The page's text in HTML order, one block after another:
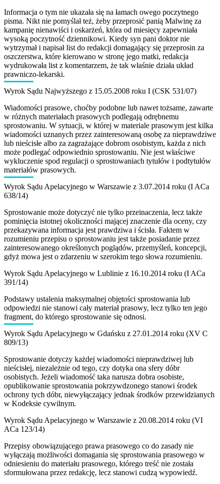
Informacja o tym nie ukazała się na łamach owego poczytnego
pisma. Nikt nie pomyślał też, żeby przeprosić panią Malwinę za
kampanię nienawiści i oskarżeń, która od miesięcy zapewniała
wysoką poczytność dziennikowi. Kiedy syn pani doktor nie
wytrzymał i napisał list do redakcji domagający się przeprosin za
oszczerstwa, które kierowano w stronę jego matki, redakcja
wydrukowała list z komentarzem, że tak właśnie działa układ
prawniczo-lekarski.
Wyrok Sądu Najwyższego z 15.05.2008 roku I (CSK 531/07)
Wiadomości prasowe, choćby podobne lub nawet tożsame, zawarte
w różnych materiałach prasowych podlegają odrębnemu
sprostowaniu. W sytuacji, w której w materiale prasowym jest kilka
wiadomości uznanych przez zainteresowaną osobę za nieprawdziwe
lub nieścisłe albo za zagrażające dobrom osobistym, każda z nich
może podlegać odpowiednio sprostowaniu. Nie jest właściwe
wykluczenie spod regulacji o sprostowaniach tytułów i podtytułów
materiałów prasowych.
Wyrok Sądu Apelacyjnego w Warszawie z 3.07.2014 roku (I ACa
638/14)
Sprostowanie może dotyczyć nie tylko przeinaczenia, lecz także
pominięcia istotnej okoliczności mającej znaczenie dla oceny, czy
przekazywana informacja jest prawdziwa i ścisła. Faktem w
rozumieniu przepisu o sprostowaniu jest także posiadanie przez
zainteresowanego określonych poglądów, przemyśleń, koncepcji,
gdyż mowa jest o zdarzeniu w szerokim tego słowa rozumieniu.
Wyrok Sądu Apelacyjnego w Lublinie z 16.10.2014 roku (I ACa
391/14)
Podstawy ustalenia maksymalnej objętości sprostowania lub
odpowiedzi nie stanowi cały materiał prasowy, lecz tylko ten jego
fragment, do którego sprostowanie się odnosi.
Wyrok Sądu Apelacyjnego w Gdańsku z 27.01.2014 roku (XV C
809/13)
Sprostowanie dotyczy każdej wiadomości nieprawdziwej lub
nieścisłej, niezależnie od tego, czy dotyka ona sfery dóbr
osobistych. Jeżeli wiadomość taka narusza dobra osobiste,
opublikowanie sprostowania pokrzywdzonego stanowi środek
ochrony tych dóbr, niewyłączający jednak środków przewidzianych
w Kodeksie cywilnym.
Wyrok Sądu Apelacyjnego w Warszawie z 20.08.2014 roku (VI
ACa 123/14)
Przepisy obowiązującego prawa prasowego co do zasady nie
wyłączają możliwości domagania się sprostowania prasowego w
odniesieniu do materiału prasowego, którego treść nie została
sformułowana przez redakcję, lecz stanowi cudzą wypowiedź.